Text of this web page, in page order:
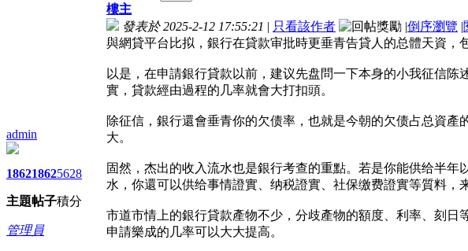
admin
1862
主題
1862
帖子
5628
積分
管理員
樓主
發表於 2025-2-12 17:55:21 | 只看該作者 |倒序瀏覽 |
與網貸平台比拟，銀行在貸款审批時更垂青告貸人的总體天資，
以是，在申請銀行貸款以前，建议先盘問一下本身的小我征信
實，貸款經由過程的几率就會大打扣頭。
除征信，銀行還會垂青你的欠债率，也就是今朝的欠债占总資
大。
固然，杰出的收入流水也是銀行考查的重點。若是你能供给半年
水，你還可以供给事情證實、纳税證實、社保缴费證實等質料，
市道市情上的銀行貸款產物不少，分歧產物的額度、利率、刻日
申請樂成的几率可以大大提高。